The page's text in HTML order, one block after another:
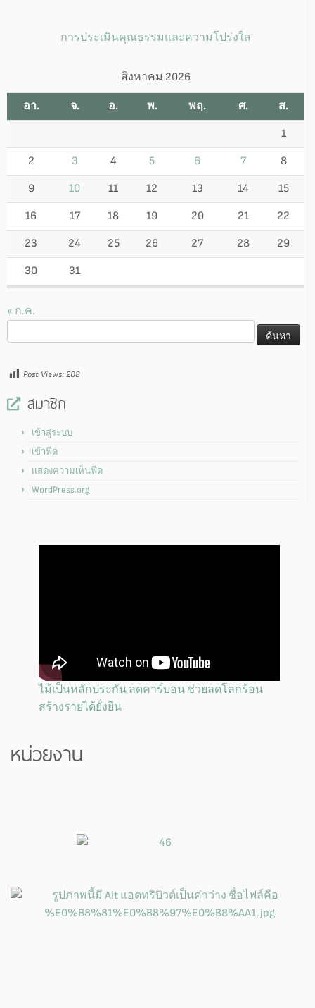
การประเมินคุณธรรมและความโปร่งใส
สิงหาคม 2026
อา. จ. อ. พ. พฤ. ศ. ส.
1
2 3 4 5 6 7 8
9 10 11 12 13 14 15
16 17 18 19 20 21 22
23 24 25 26 27 28 29
30 31
« ก.ค.
สำหรับ:
Post Views: 208
สมาชิก
เข้าสู่ระบบ
เข้าฟีด
แสดงความเห็นฟีด
WordPress.org
ไม้เป็นหลักประกัน ลดคาร์บอน ช่วยลดโลกร้อน
สร้างรายได้ยั่งยืน
หน่วยงาน